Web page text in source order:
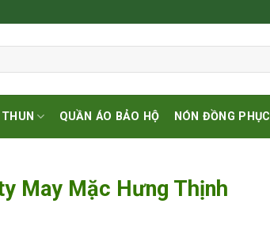
QUẦN ÁO BẢO HỘ NÓN ĐỒNG PHỤC
May Mặc Hưng Thịnh